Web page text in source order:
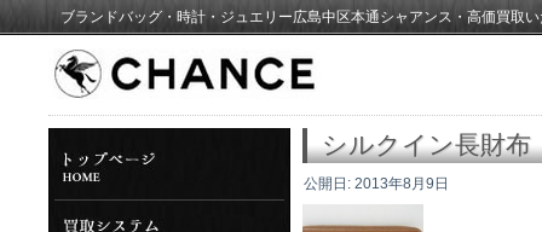
ブランドバッグ・時計・ジュエリー広島中区本通シャアンス・高価買取
シルクイン長財布
公開日: 2013年8月9日